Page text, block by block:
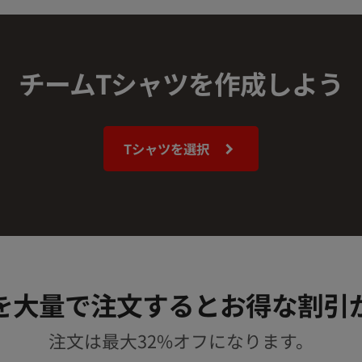
チームTシャツを作成しよう
Tシャツを選択
大量で注文するとお得な割引
注文は最大32%オフになります。